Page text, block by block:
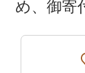
め、御寄